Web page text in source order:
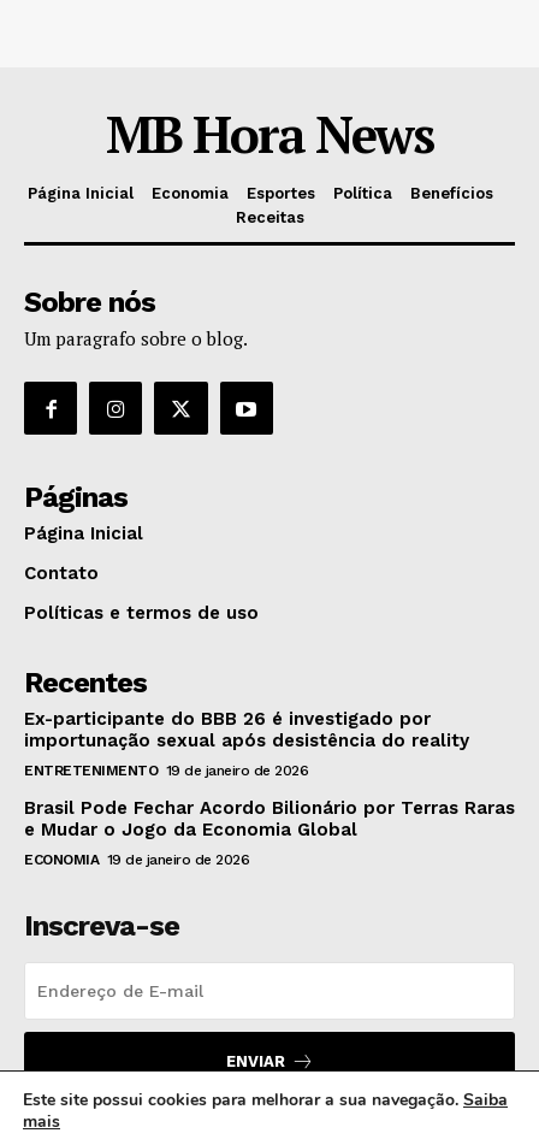
MB Hora News
Página Inicial Economia Esportes Política
Benefícios
Receitas
Sobre nós
Um paragrafo sobre o blog.
Páginas
Página Inicial
Contato
Políticas e termos de uso
Recentes
Ex-participante do BBB 26 é investigado por
importunação sexual após desistência do reality
ENTRETENIMENTO 19 de janeiro de 2026
Brasil Pode Fechar Acordo Bilionário por Terras Raras
e Mudar o Jogo da Economia Global
ECONOMIA 19 de janeiro de 2026
Inscreva-se
ENVIAR
Este site possui cookies para melhorar a sua navegação. Saiba
mais